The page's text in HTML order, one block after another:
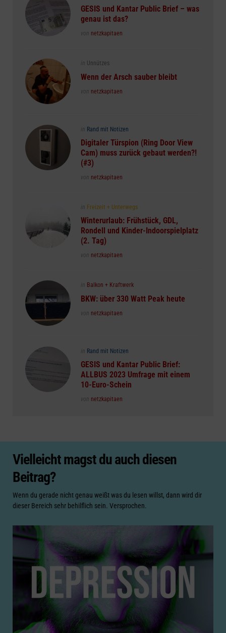
in
GESIS und Kantar Public Brief – was
genau ist das?
Posted
von netzkapitaen
Posted
in Unnützes
Wenn der Arsch sauber bleibt
Posted
von netzkapitaen
Posted
in
in Rand mit Notizen
Digitaler Türspion (Ring Door View
Cam) muss zurück gebaut werden?!
(#3)
Posted
von netzkapitaen
Posted
in
in Freizeit + Unterwegs
Winterurlaub: Frühstück, GDL,
Rondell und Kinder-Indoorspielplatz
(2. Tag)
Posted
von netzkapitaen
Posted
in Balkon + Kraftwerk
BKW: über 330 Watt Peak heute
Posted
von netzkapitaen
Posted
in
in Rand mit Notizen
GESIS und Kantar Public Brief:
ALLBUS 2023 Umfrage mit einem
10-Euro-Schein
Posted
von netzkapitaen
Vielleicht magst du auch diesen
Beitrag?
Wenn du gerade nicht genau weißt was du lesen willst, dann wird dir
dieser Bereich sehr behilflich sein. Versprochen.